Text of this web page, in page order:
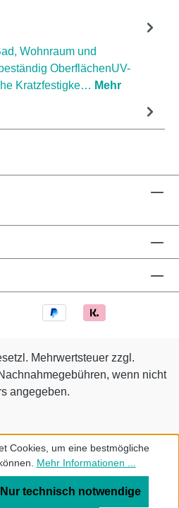
Wohnraum und
OberflächenUV-
Kratzfestigke… Mehr
Mehrwertsteuer zzgl.
wenn nicht
angegeben.
Cookies, um eine bestmögliche
Mehr Informationen ...
Nur technisch notwendige